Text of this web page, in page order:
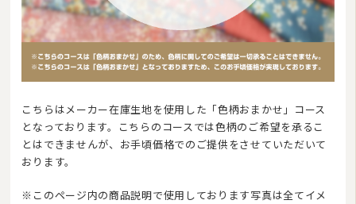
こちらはメーカー在庫生地を使用した「色柄おまかせ」コース
となっております。こちらのコースでは色柄のご希望を承るこ
とはできませんが、お手頃価格でのご提供をさせていただいて
おります。
※このページ内の商品説明で使用しております写真は全てイメ